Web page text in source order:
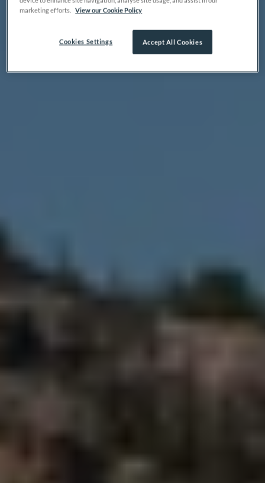
marketing efforts.
View our Cookie Policy
Accept All Cookies
Cookies Settings